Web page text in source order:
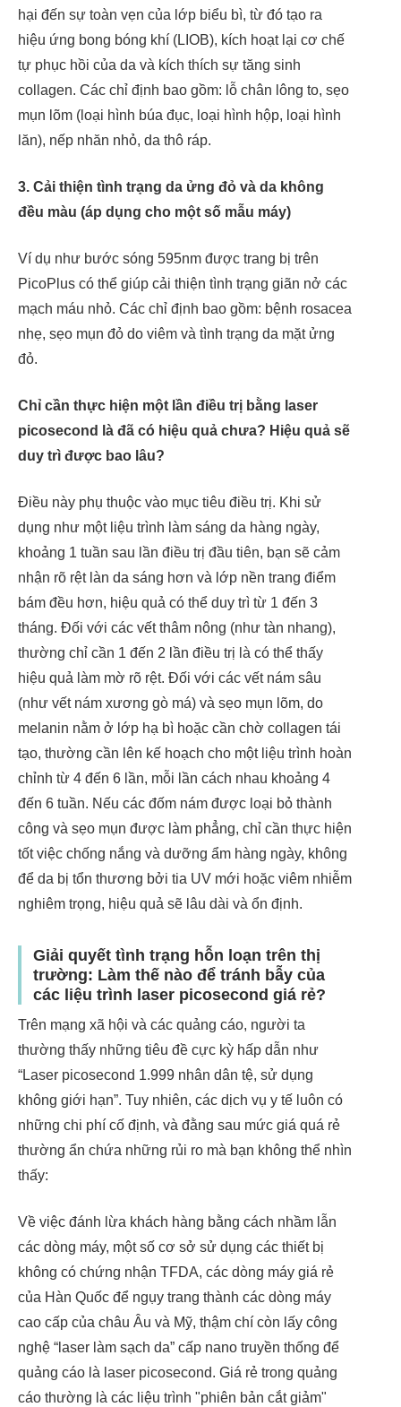
hại đến sự toàn vẹn của lớp biểu bì, từ đó tạo ra
hiệu ứng bong bóng khí (LIOB), kích hoạt lại cơ chế
tự phục hồi của da và kích thích sự tăng sinh
collagen. Các chỉ định bao gồm: lỗ chân lông to, sẹo
mụn lõm (loại hình búa đục, loại hình hộp, loại hình
lăn), nếp nhăn nhỏ, da thô ráp.
3. Cải thiện tình trạng da ửng đỏ và da không
đều màu (áp dụng cho một số mẫu máy)
Ví dụ như bước sóng 595nm được trang bị trên
PicoPlus có thể giúp cải thiện tình trạng giãn nở các
mạch máu nhỏ. Các chỉ định bao gồm: bệnh rosacea
nhẹ, sẹo mụn đỏ do viêm và tình trạng da mặt ửng
đỏ.
Chỉ cần thực hiện một lần điều trị bằng laser
picosecond là đã có hiệu quả chưa? Hiệu quả sẽ
duy trì được bao lâu?
Điều này phụ thuộc vào mục tiêu điều trị. Khi sử
dụng như một liệu trình làm sáng da hàng ngày,
khoảng 1 tuần sau lần điều trị đầu tiên, bạn sẽ cảm
nhận rõ rệt làn da sáng hơn và lớp nền trang điểm
bám đều hơn, hiệu quả có thể duy trì từ 1 đến 3
tháng. Đối với các vết thâm nông (như tàn nhang),
thường chỉ cần 1 đến 2 lần điều trị là có thể thấy
hiệu quả làm mờ rõ rệt. Đối với các vết nám sâu
(như vết nám xương gò má) và sẹo mụn lõm, do
melanin nằm ở lớp hạ bì hoặc cần chờ collagen tái
tạo, thường cần lên kế hoạch cho một liệu trình hoàn
chỉnh từ 4 đến 6 lần, mỗi lần cách nhau khoảng 4
đến 6 tuần. Nếu các đốm nám được loại bỏ thành
công và sẹo mụn được làm phẳng, chỉ cần thực hiện
tốt việc chống nắng và dưỡng ẩm hàng ngày, không
để da bị tổn thương bởi tia UV mới hoặc viêm nhiễm
nghiêm trọng, hiệu quả sẽ lâu dài và ổn định.
Giải quyết tình trạng hỗn loạn trên thị
trường: Làm thế nào để tránh bẫy của
các liệu trình laser picosecond giá rẻ?
Trên mạng xã hội và các quảng cáo, người ta
thường thấy những tiêu đề cực kỳ hấp dẫn như
“Laser picosecond 1.999 nhân dân tệ, sử dụng
không giới hạn”. Tuy nhiên, các dịch vụ y tế luôn có
những chi phí cố định, và đằng sau mức giá quá rẻ
thường ẩn chứa những rủi ro mà bạn không thể nhìn
thấy:
Về việc đánh lừa khách hàng bằng cách nhầm lẫn
các dòng máy, một số cơ sở sử dụng các thiết bị
không có chứng nhận TFDA, các dòng máy giá rẻ
của Hàn Quốc để ngụy trang thành các dòng máy
cao cấp của châu Âu và Mỹ, thậm chí còn lấy công
nghệ “laser làm sạch da” cấp nano truyền thống để
quảng cáo là laser picosecond. Giá rẻ trong quảng
cáo thường là các liệu trình "phiên bản cắt giảm"